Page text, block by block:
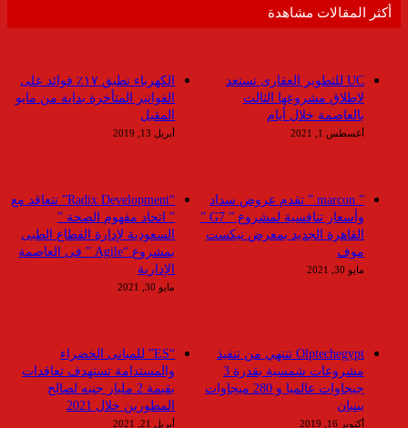
أكثر المقالات مشاهدة
الكهرباء تطبق ١٧٪ فوائد على
الفواتير المتأخرة بداية من مايو
المقبل
أبريل 13, 2019
UC للتطوير العقارى تستعد
لاطلاق مشروعها الثالث
بالعاصمة خلال أيام
أغسطس 1, 2021
“Radix Development” تتعاقد مع
” اتحاد مفهوم الصحة ”
السعودية لإدارة القطاع الطبى
بمشروع “Agile ” فى العاصمة
الإدارية
مايو 30, 2021
” marcon ” تقدم عروض سداد
وأسعار تنافسية لمشروع ” G7 ”
القاهرة الجديد بمعرض نيكست
موف
مايو 30, 2021
“ES” للمبانى الخضراء
والمستدامة تستهدف تعاقدات
بقيمة 2 مليار جنيه لصالح
المطورين خلال 2021
أبريل 21, 2021
Olptechegypt تنتهي من تنفيذ
مشروعات شمسية بقدرة 3
جيجاوات عالميا و 280 ميجاوات
ببنبان
أكتوبر 16, 2019